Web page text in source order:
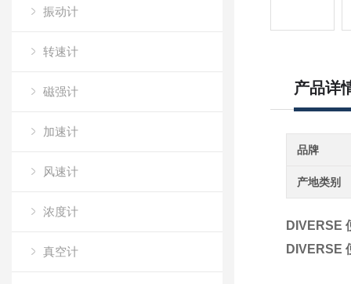
振动计
转速计
磁强计
加速计
风速计
浓度计
真空计
产品详
品牌
产地类别
DIVERSE
DIVERSE